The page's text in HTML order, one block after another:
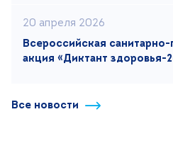
20 апреля 2026
Всероссийская санитарно-
акция «Диктант здоровья-
Все новости